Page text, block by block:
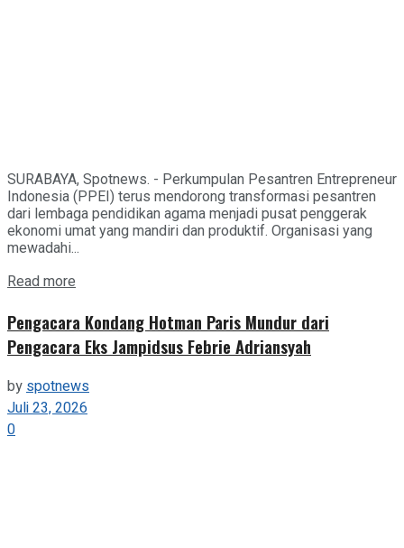
SURABAYA, Spotnews. - Perkumpulan Pesantren Entrepreneur
Indonesia (PPEI) terus mendorong transformasi pesantren
dari lembaga pendidikan agama menjadi pusat penggerak
ekonomi umat yang mandiri dan produktif. Organisasi yang
mewadahi...
Read more
Pengacara Kondang Hotman Paris Mundur dari
Pengacara Eks Jampidsus Febrie Adriansyah
byspotnews
Juli 23, 2026
0